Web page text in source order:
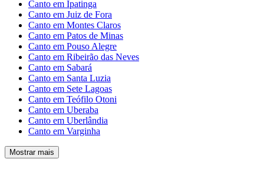
Canto em Ipatinga
Canto em Juiz de Fora
Canto em Montes Claros
Canto em Patos de Minas
Canto em Pouso Alegre
Canto em Ribeirão das Neves
Canto em Sabará
Canto em Santa Luzia
Canto em Sete Lagoas
Canto em Teófilo Otoni
Canto em Uberaba
Canto em Uberlândia
Canto em Varginha
Mostrar mais